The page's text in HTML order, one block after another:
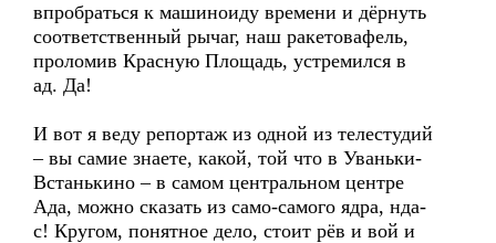
впробраться к машиноиду времени и дёрнуть
соответственный рычаг, наш ракетовафель,
проломив Красную Площадь, устремился в
ад. Да!
И вот я веду репортаж из одной из телестудий
– вы самие знаете, какой, той что в Уваньки-
Встанькино – в самом центральном центре
Ада, можно сказать из само-самого ядра, нда-
с! Кругом, понятное дело, стоит рёв и вой и